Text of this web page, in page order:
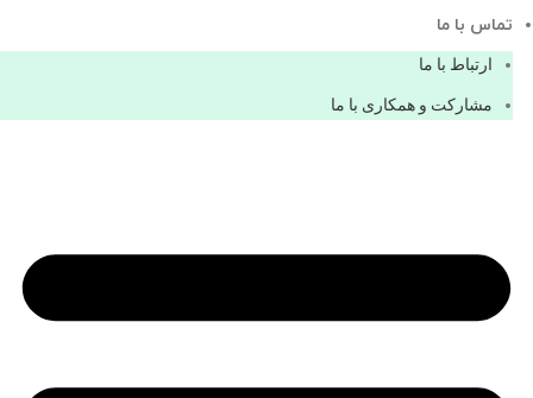
تماس با ما
ارتباط با ما
مشاركت و همكاری با ما